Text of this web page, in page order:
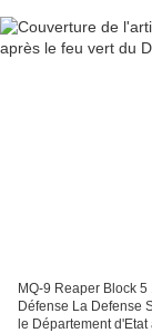
MQ-9 Reaper Block
Défense La Defense
le Département d'Etat